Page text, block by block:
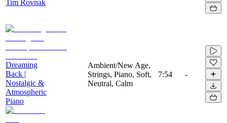
Tim Rovnak
Dreaming
Back |
Nostalgic &
Atmospheric
Piano
Ambient/New Age,
Strings, Piano, Soft,
Neutral, Calm
7:54 -